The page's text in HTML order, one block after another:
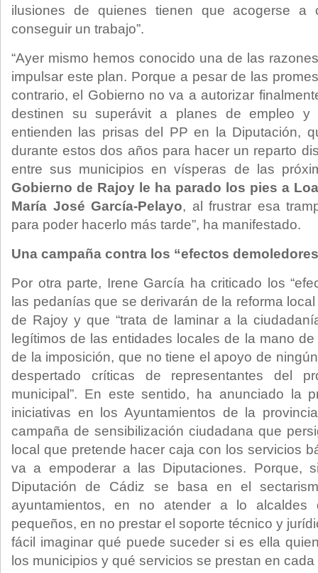
ilusiones de quienes tienen que acogerse a
conseguir un trabajo”.
“Ayer mismo hemos conocido una de las
impulsar este plan. Porque a pesar de las
contrario, el Gobierno no va a autorizar
destinen su superávit a planes de empleo y
entienden las prisas del PP en la Diputación,
durante estos dos años para hacer un reparto
entre sus municipios en vísperas de las
Gobierno de Rajoy le ha parado los pies a
María José García-Pelayo, al frustrar esa
para poder hacerlo más tarde”, ha manifestado.
Una campaña contra los “efectos
Por otra parte, Irene García ha criticado los
las pedanías que se derivarán de la reforma
de Rajoy y que “trata de laminar a la
legítimos de las entidades locales de la mano
de la imposición, que no tiene el apoyo de
despertado críticas de representantes del
municipal”. En este sentido, ha anunciado la
iniciativas en los Ayuntamientos de la
campaña de sensibilización ciudadana que
local que pretende hacer caja con los servicios
va a empoderar a las Diputaciones. Porque,
Diputación de Cádiz se basa en el
ayuntamientos, en no atender a lo alcaldes
pequeños, en no prestar el soporte técnico y
fácil imaginar qué puede suceder si es ella
los municipios y qué servicios se prestan en cada